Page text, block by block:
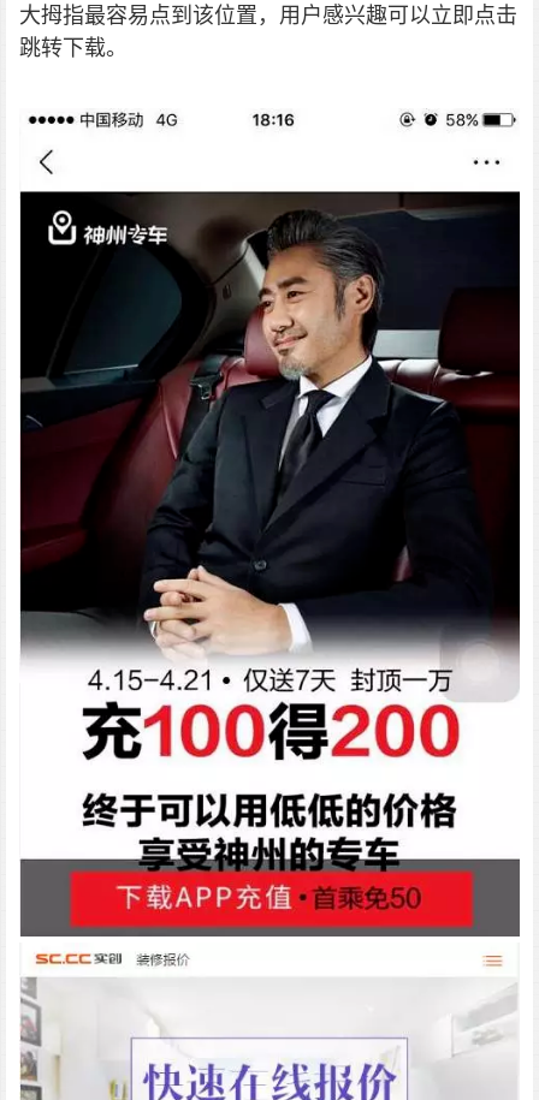
大拇指最容易点到该位置，用户感兴趣可以立即点击
跳转下载。